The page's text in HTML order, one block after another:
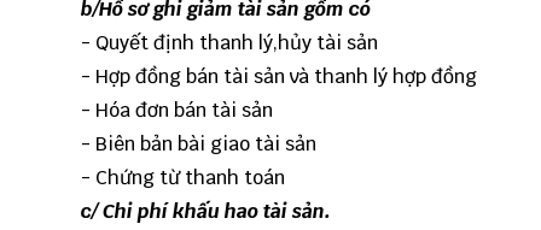
b/Hồ sơ ghi giảm tài sản gồm có
- Quyết định thanh lý,hủy tài sản
- Hợp đồng bán tài sản và thanh lý hợp đồng
- Hóa đơn bán tài sản
- Biên bản bài giao tài sản
- Chứng từ thanh toán
c/ Chi phí khấu hao tài sản.